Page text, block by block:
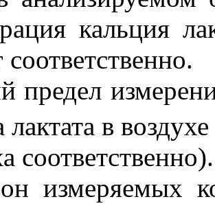
кальция ла
предел
лактата в
соответственно).
измеряемых